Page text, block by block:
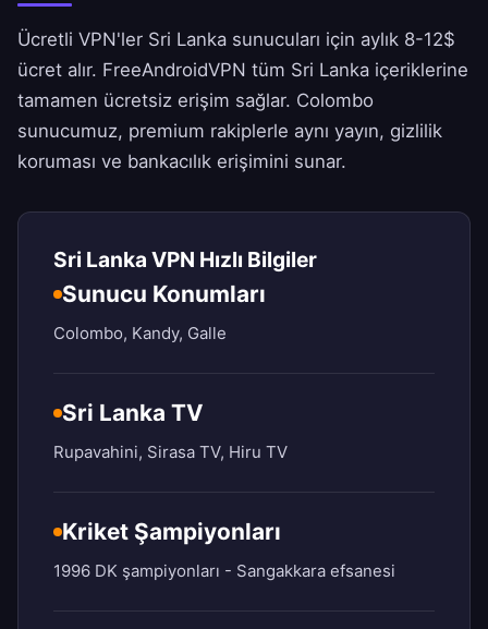
Ücretli VPN'ler Sri Lanka sunucuları için aylık 8-12$
ücret alır. FreeAndroidVPN tüm Sri Lanka içeriklerine
tamamen ücretsiz erişim sağlar. Colombo
sunucumuz, premium rakiplerle aynı yayın, gizlilik
koruması ve bankacılık erişimini sunar.
Sri Lanka VPN Hızlı Bilgiler
Sunucu Konumları
Colombo, Kandy, Galle
Sri Lanka TV
Rupavahini, Sirasa TV, Hiru TV
Kriket Şampiyonları
1996 DK şampiyonları - Sangakkara efsanesi